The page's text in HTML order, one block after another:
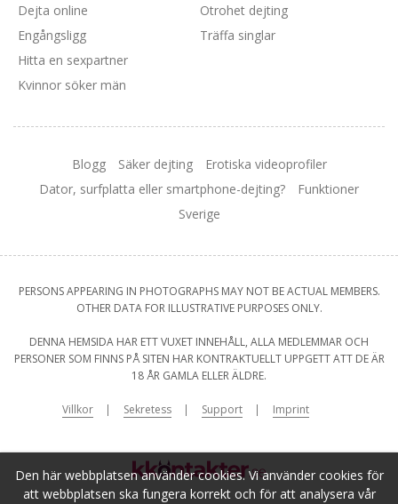
Den här webbplatsen använder cookies. Vi använder cookies för
att webbplatsen ska fungera korrekt och för att analysera vår
Dejta online
Engångsligg
Hitta en sexpartner
Kvinnor söker män
Otrohet dejting
Träffa singlar
Blogg Säker dejting
Erotiska videoprofiler
Dator, surfplatta eller smartphone-dejting?
Funktioner
Sverige
PERSONS APPEARING IN PHOTOGRAPHS MAY NOT BE ACTUAL MEMBERS.
OTHER DATA FOR ILLUSTRATIVE PURPOSES ONLY.
DENNA HEMSIDA HAR ETT VUXET INNEHÅLL, ALLA MEDLEMMAR OCH
PERSONER SOM FINNS PÅ SITEN HAR KONTRAKTUELLT UPPGETT ATT DE ÄR
18 ÅR GAMLA ELLER ÄLDRE.
Villkor Sekretess Support Imprint